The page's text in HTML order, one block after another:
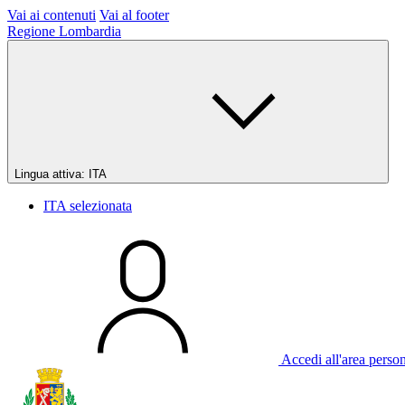
Vai ai contenuti Vai al footer
Regione Lombardia
Lingua attiva: ITA
ITA selezionata
Accedi all'area